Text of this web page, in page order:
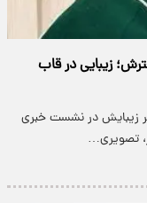
زیبایی در قاب
زیبایش در نشست خبری
تصویری…